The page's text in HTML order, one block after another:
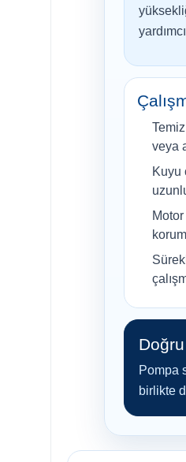
veya
Kuyu
Pompa
birlikte